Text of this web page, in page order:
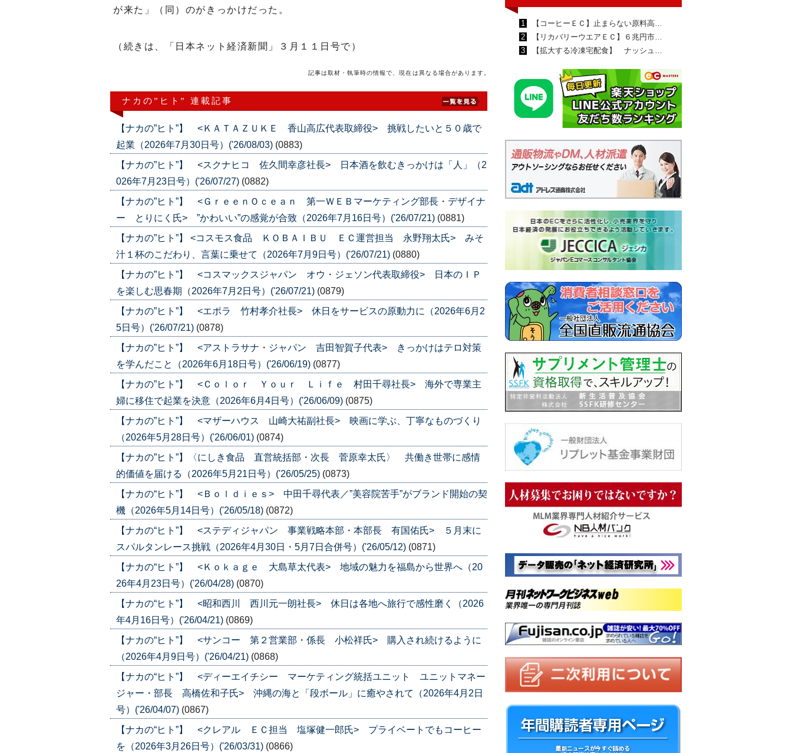
が来た」（同）のがきっかけだった。
（続きは、「日本ネット経済新聞」３月１１日号で）
記事は取材・執筆時の情報で、現在は異なる場合があります。
ナカの”ヒト” 連載記事
【ナカの”ヒト”】 <ＫＡＴＡＺＵＫＥ 香山高広代表取締役> 挑戦したいと５０歳で
起業（2026年7月30日号）('26/08/03) (0883)
【ナカの”ヒト”】 <スクナヒコ 佐久間幸彦社長> 日本酒を飲むきっかけは「人」（2
026年7月23日号）('26/07/27) (0882)
【ナカの”ヒト”】 <ＧｒｅｅｎＯｃｅａｎ 第一ＷＥＢマーケティング部長・デザイナ
ー とりにく氏> ”かわいい”の感覚が合致（2026年7月16日号）('26/07/21) (0881)
【ナカの”ヒト”】 <コスモス食品 ＫＯＢＡＩＢＵ ＥＣ運営担当 永野翔太氏> みそ
汁１杯のこだわり、言葉に乗せて（2026年7月9日号）('26/07/21) (0880)
【ナカの”ヒト”】 <コスマックスジャパン オウ・ジェソン代表取締役> 日本のＩＰ
を楽しむ思春期（2026年7月2日号）('26/07/21) (0879)
【ナカの”ヒト”】 <エポラ 竹村孝介社長> 休日をサービスの原動力に（2026年6月2
5日号）('26/07/21) (0878)
【ナカの”ヒト”】 <アストラサナ・ジャパン 吉田智賀子代表> きっかけはテロ対策
を学んだこと（2026年6月18日号）('26/06/19) (0877)
【ナカの”ヒト”】 <Ｃｏｌｏｒ Ｙｏｕｒ Ｌｉｆｅ 村田千尋社長> 海外で専業主
婦に移住で起業を決意（2026年6月4日号）('26/06/09) (0875)
【ナカの”ヒト”】 <マザーハウス 山崎大祐副社長> 映画に学ぶ、丁寧なものづくり
（2026年5月28日号）('26/06/01) (0874)
【ナカの”ヒト”】〈にしき食品 直営統括部・次長 菅原幸太氏〉 共働き世帯に感情
的価値を届ける（2026年5月21日号）('26/05/25) (0873)
【ナカの“ヒト”】 <Ｂｏｌｄｉｅｓ> 中田千尋代表／”美容院苦手”がブランド開始の契
機（2026年5月14日号）('26/05/18) (0872)
【ナカの“ヒト”】 <ステディジャパン 事業戦略本部・本部長 有国佑氏> ５月末に
スパルタンレース挑戦（2026年4月30日・5月7日合併号）('26/05/12) (0871)
【ナカの“ヒト”】 <Ｋｏｋａｇｅ 大島草太代表> 地域の魅力を福島から世界へ（20
26年4月23日号）('26/04/28) (0870)
【ナカの“ヒト”】 <昭和西川 西川元一朗社長> 休日は各地へ旅行で感性磨く（2026
年4月16日号）('26/04/21) (0869)
【ナカの“ヒト”】 <サンコー 第２営業部・係長 小松祥氏> 購入され続けるように
（2026年4月9日号）('26/04/21) (0868)
【ナカの“ヒト”】 <ディーエイチシー マーケティング統括ユニット ユニットマネー
ジャー・部長 高橋佐和子氏> 沖縄の海と「段ボール」に癒やされて（2026年4月2日
号）('26/04/07) (0867)
【ナカの“ヒト”】 <クレアル ＥＣ担当 塩塚健一郎氏> プライベートでもコーヒー
を（2026年3月26日号）('26/03/31) (0866)
1
【コーヒーＥＣ】止まらない原料高…
2
【リカバリーウエアＥＣ】６兆円市…
3
【拡大する冷凍宅配食】 ナッシュ…